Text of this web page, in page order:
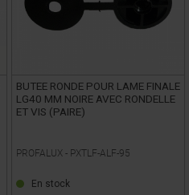
BUTEE RONDE POUR LAME FINALE
LG40 MM NOIRE AVEC RONDELLE
ET VIS (PAIRE)
PROFALUX - PXTLF-ALF-95
En stock